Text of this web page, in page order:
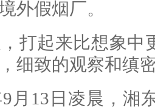
外假烟厂。
打起来比想象中
细致的观察和缜
9月13日凌晨，湘